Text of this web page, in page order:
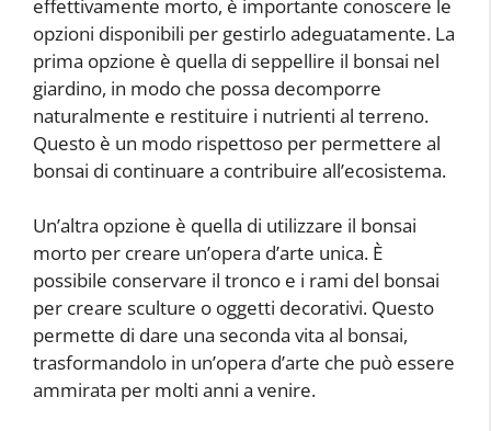
effettivamente morto, è importante conoscere le
opzioni disponibili per gestirlo adeguatamente. La
prima opzione è quella di seppellire il bonsai nel
giardino, in modo che possa decomporre
naturalmente e restituire i nutrienti al terreno.
Questo è un modo rispettoso per permettere al
bonsai di continuare a contribuire all’ecosistema.
Un’altra opzione è quella di utilizzare il bonsai
morto per creare un’opera d’arte unica. È
possibile conservare il tronco e i rami del bonsai
per creare sculture o oggetti decorativi. Questo
permette di dare una seconda vita al bonsai,
trasformandolo in un’opera d’arte che può essere
ammirata per molti anni a venire.